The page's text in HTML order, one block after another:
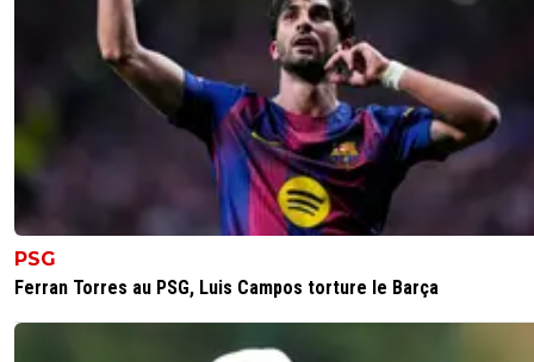
djamel 11 octobre 2023 à 17:18 0
Et donc ? Vous avez rien de nouveau à dire en vrai
disait Coluche, quand on a rien à dire il vaut mieux se
Répondre
mbappekolomuani 12 octobre 2023 à 10:26 +0
🤷🏿‍♂️😂
PSG
Ferran Torres au PSG, Luis Campos torture le Barça